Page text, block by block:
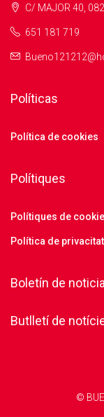
C/ MAJOR 40,
651 181 719
Políticas
Política de cookies
Polítiques
Polítiques de
Política de privacitat
Boletín de
Butlletí de
©